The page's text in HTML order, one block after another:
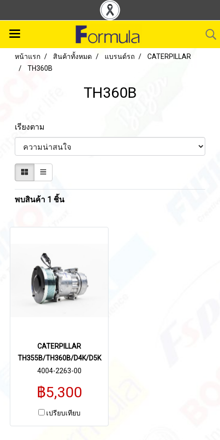
หน้าแรก สินค้าทั้งหมด แบรนด์รถ
CATERPILLAR
TH360B
TH360B
เรียงตาม
พบสินค้า 1 ชิ้น
CATERPILLAR
TH355B/TH360B/D4K/D5K
4004-2263-00
฿5,300
เปรียบเทียบ